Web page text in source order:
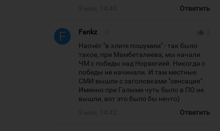
Ответить
Fankz
Насчёт "в элите пошумим" - так было
такое, при Мамбеталиева, мы начали
ЧМ с победы над Норвегией. Никогда с
победы не начинали. И там местные
СМИ вышли с заголовками "сенсация".
Именно при Галыме чуть было в ПО не
вышли, вот это было бы нечто)
Ответить